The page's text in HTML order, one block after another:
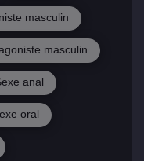
masculin
masculin
anal
oral